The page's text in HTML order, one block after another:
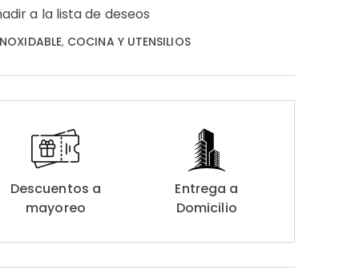
a la lista de deseos
, COCINA Y UTENSILIOS
Descuentos a
mayoreo
Entrega a
Domicilio